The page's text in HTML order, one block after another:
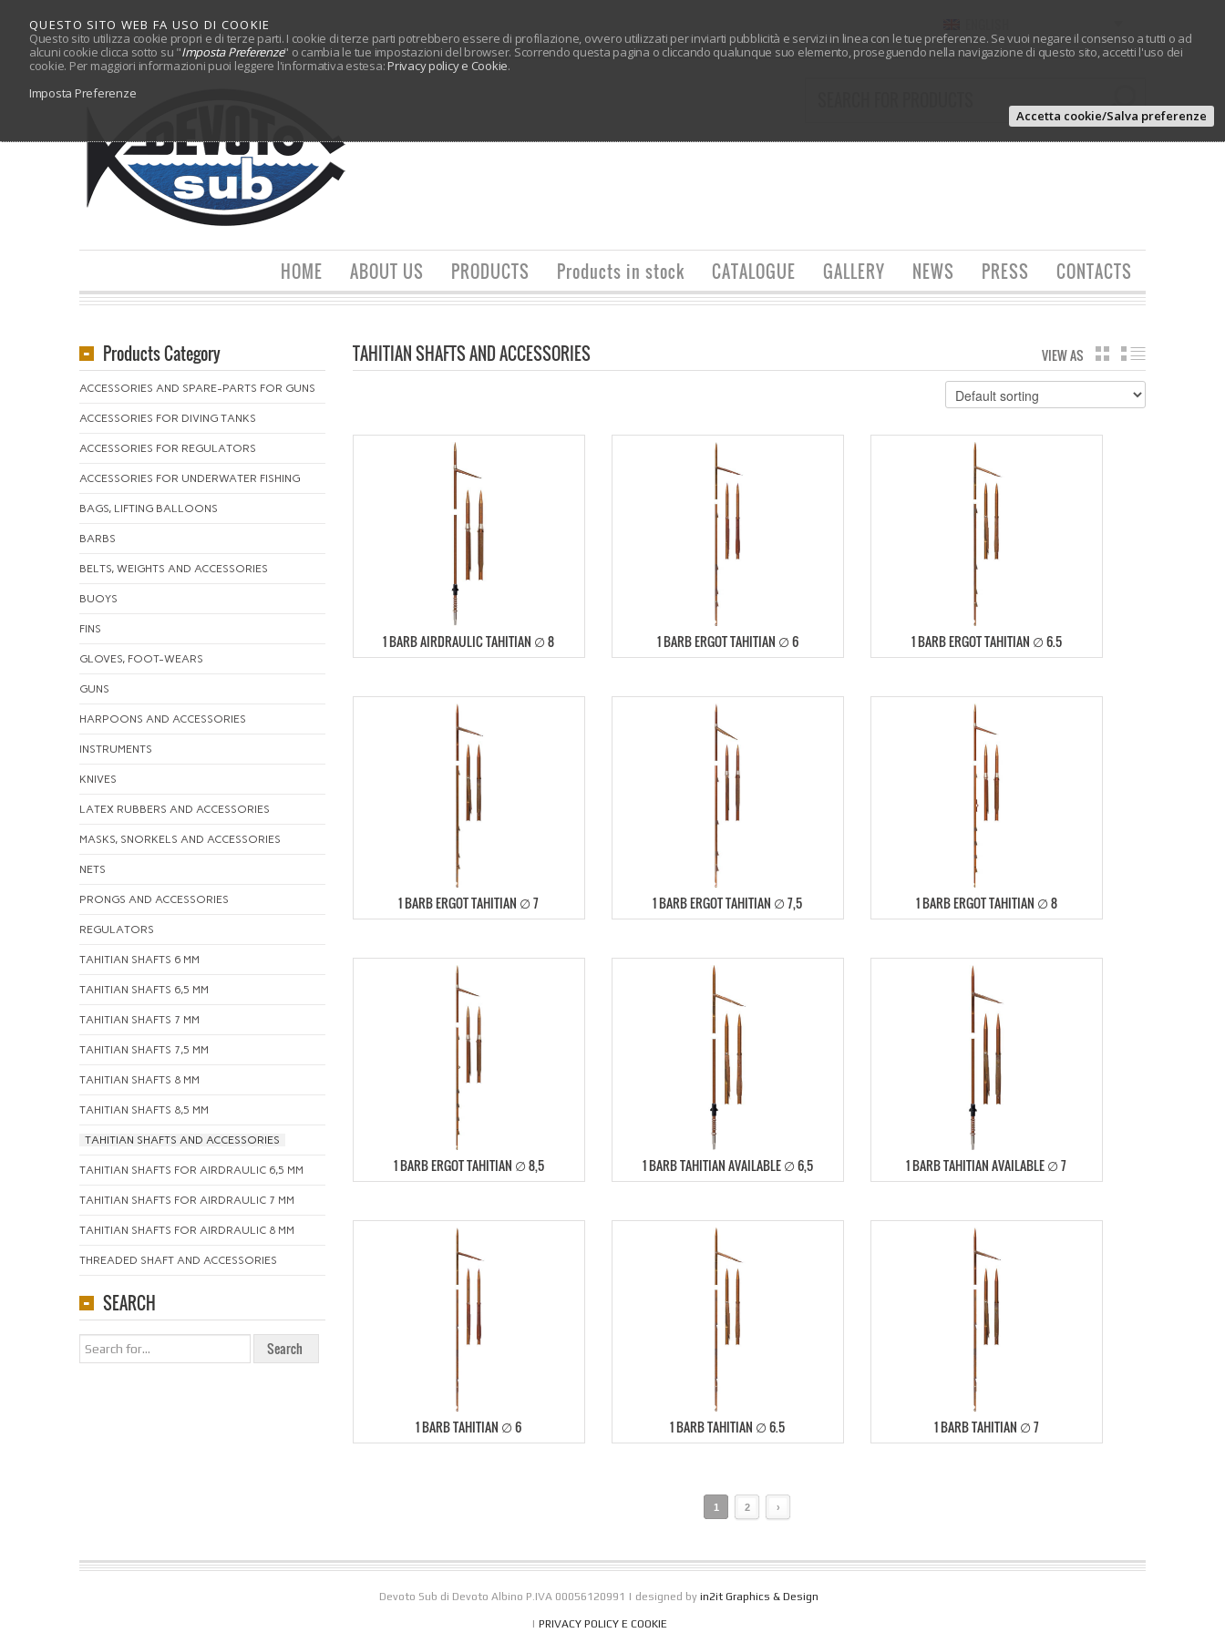
QUESTO SITO WEB FA USO DI COOKIE
Questo sito utilizza cookie propri e di terze parti. I cookie di terze parti potrebbero essere di profilazione, ovvero utilizzati per inviarti pubblicità e servizi in linea con le tue preferenze. Se vuoi negare il consenso a tutti o ad
alcuni cookie clicca sotto su "Imposta Preferenze" o cambia le tue impostazioni del browser. Scorrendo questa pagina o cliccando qualunque suo elemento, proseguendo nella navigazione di questo sito, accetti l'uso dei
cookie. Per maggiori informazioni puoi leggere l'informativa estesa: Privacy policy e Cookie.
Imposta Preferenze
Accetta cookie/Salva preferenze
HOME ABOUT US PRODUCTS Products in stock CATALOGUE GALLERY NEWS PRESS CONTACTS
TAHITIAN SHAFTS AND ACCESSORIES VIEW AS GRID
1 BARB AIRDRAULIC TAHITIAN ∅ 8 1 BARB ERGOT TAHITIAN ∅ 6 1 BARB ERGOT TAHITIAN ∅ 6.5
1 BARB ERGOT TAHITIAN ∅ 7 1 BARB ERGOT TAHITIAN ∅ 7,5 1 BARB ERGOT TAHITIAN ∅ 8
1 BARB ERGOT TAHITIAN ∅ 8,5 1 BARB TAHITIAN AVAILABLE ∅ 6,5 1 BARB TAHITIAN AVAILABLE ∅ 7
1 BARB TAHITIAN ∅ 6 1 BARB TAHITIAN ∅ 6.5 1 BARB TAHITIAN ∅ 7
1 2 ›
Products Category
ACCESSORIES AND SPARE-PARTS FOR GUNS
ACCESSORIES FOR DIVING TANKS
ACCESSORIES FOR REGULATORS
ACCESSORIES FOR UNDERWATER FISHING
BAGS, LIFTING BALLOONS
BARBS
BELTS, WEIGHTS AND ACCESSORIES
BUOYS
FINS
GLOVES, FOOT-WEARS
GUNS
HARPOONS AND ACCESSORIES
INSTRUMENTS
KNIVES
LATEX RUBBERS AND ACCESSORIES
MASKS, SNORKELS AND ACCESSORIES
NETS
PRONGS AND ACCESSORIES
REGULATORS
TAHITIAN SHAFTS 6 MM
TAHITIAN SHAFTS 6,5 MM
TAHITIAN SHAFTS 7 MM
TAHITIAN SHAFTS 7,5 MM
TAHITIAN SHAFTS 8 MM
TAHITIAN SHAFTS 8,5 MM
TAHITIAN SHAFTS AND ACCESSORIES
TAHITIAN SHAFTS FOR AIRDRAULIC 6,5 MM
TAHITIAN SHAFTS FOR AIRDRAULIC 7 MM
TAHITIAN SHAFTS FOR AIRDRAULIC 8 MM
THREADED SHAFT AND ACCESSORIES
SEARCH
Devoto Sub di Devoto Albino P.IVA 00056120991 | designed by in2it Graphics & Design
| PRIVACY POLICY E COOKIE